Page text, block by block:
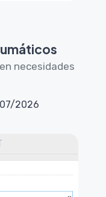
necesidades
2026